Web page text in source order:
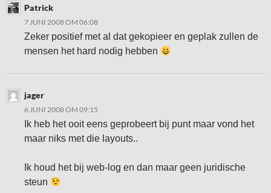
Patrick
7 JUNI 2008 OM 06:08
Zeker positief met al dat gekopieer en geplak zullen de
mensen het hard nodig hebben
jager
6 JUNI 2008 OM 09:15
Ik heb het ooit eens geprobeert bij punt maar vond het
maar niks met die layouts..
Ik houd het bij web-log en dan maar geen juridische
steun